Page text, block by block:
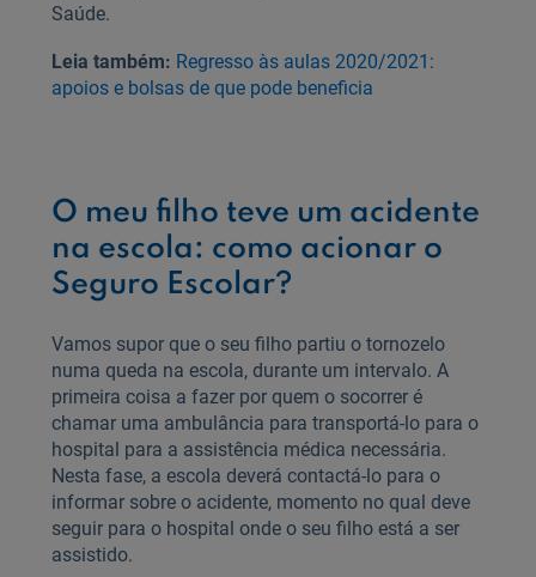
Saúde.
Leia também: Regresso às aulas 2020/2021:
apoios e bolsas de que pode beneficia
O meu filho teve um acidente
na escola: como acionar o
Seguro Escolar?
Vamos supor que o seu filho partiu o tornozelo
numa queda na escola, durante um intervalo. A
primeira coisa a fazer por quem o socorrer é
chamar uma ambulância para transportá-lo para o
hospital para a assistência médica necessária.
Nesta fase, a escola deverá contactá-lo para o
informar sobre o acidente, momento no qual deve
seguir para o hospital onde o seu filho está a ser
assistido.